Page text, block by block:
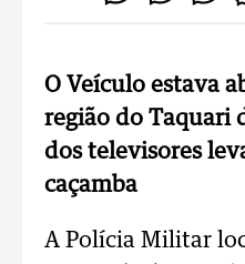
O Veículo estava
região do Taquari
dos televisores
caçamba
A Polícia Militar